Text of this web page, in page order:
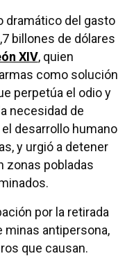
dramático del gasto
billones de dólares
XIV, quien
como solución
perpetúa el odio y
necesidad de
desarrollo humano
y urgió a detener
zonas pobladas
por la retirada
minas antipersona,
que causan.